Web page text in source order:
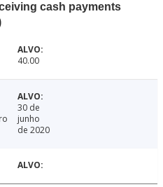
cash payments
40.00
30 de
junho
de 2020